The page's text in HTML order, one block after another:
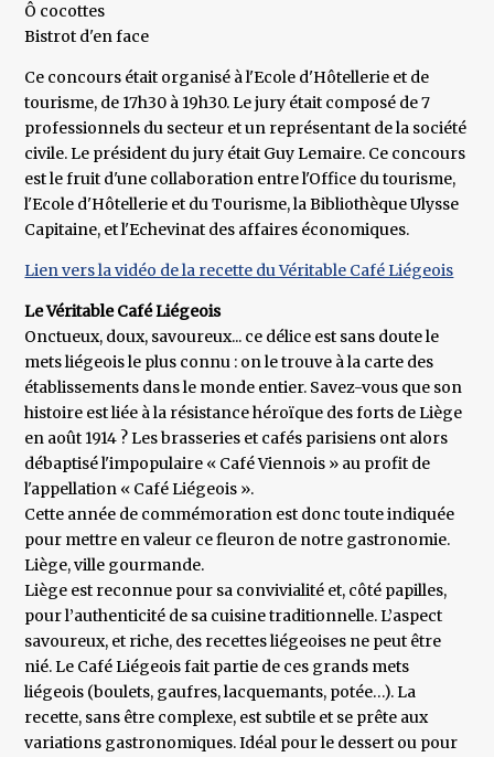
Ô cocottes
Bistrot d'en face
Ce concours était organisé à l'Ecole d'Hôtellerie et de
tourisme, de 17h30 à 19h30. Le jury était composé de 7
professionnels du secteur et un représentant de la société
civile. Le président du jury était Guy Lemaire. Ce concours
est le fruit d'une collaboration entre l'Office du tourisme,
l'Ecole d'Hôtellerie et du Tourisme, la Bibliothèque Ulysse
Capitaine, et l'Echevinat des affaires économiques.
Lien vers la vidéo de la recette du Véritable Café Liégeois
Le Véritable Café Liégeois
Onctueux, doux, savoureux... ce délice est sans doute le
mets liégeois le plus connu : on le trouve à la carte des
établissements dans le monde entier. Savez-vous que son
histoire est liée à la résistance héroïque des forts de Liège
en août 1914 ? Les brasseries et cafés parisiens ont alors
débaptisé l'impopulaire « Café Viennois » au profit de
l'appellation « Café Liégeois ».
Cette année de commémoration est donc toute indiquée
pour mettre en valeur ce fleuron de notre gastronomie.
Liège, ville gourmande.
Liège est reconnue pour sa convivialité et, côté papilles,
pour l’authenticité de sa cuisine traditionnelle. L’aspect
savoureux, et riche, des recettes liégeoises ne peut être
nié. Le Café Liégeois fait partie de ces grands mets
liégeois (boulets, gaufres, lacquemants, potée…). La
recette, sans être complexe, est subtile et se prête aux
variations gastronomiques. Idéal pour le dessert ou pour